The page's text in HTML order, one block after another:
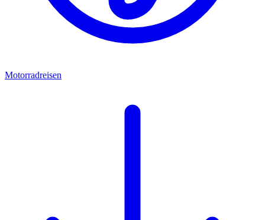
Motorradreisen